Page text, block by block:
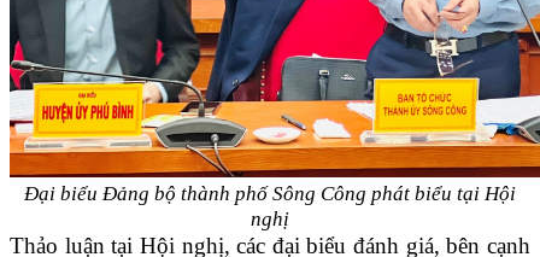
Đại biểu Đảng bộ thành phố Sông Công phát biểu tại Hội
nghị
Thảo luận tại Hội nghị, các đại biểu đánh giá, bên cạnh